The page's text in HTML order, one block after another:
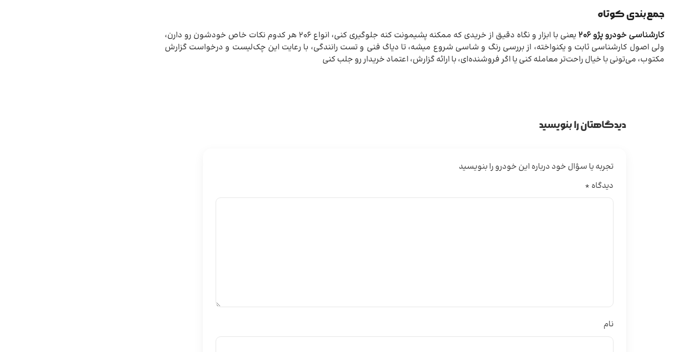
جمع‌بندی کوتاه
کارشناسی خودرو پژو 206
یعنی با ابزار و نگاه دقیق از خریدی که ممکنه پشیمونت کنه جلوگیری کنی، انواع 206 هر کدوم نکات خاص خودشون رو دارن،
ولی اصول کارشناسی ثابت و یکنواخته، از بررسی رنگ و شاسی شروع میشه، تا دیاگ فنی و تست رانندگی، با رعایت این چک‌لیست و درخواست گزارش
مکتوب، می‌تونی با خیال راحت‌تر معامله کنی یا اگر فروشنده‌ای، با ارائه گزارش، اعتماد خریدار رو جلب کنی
دیدگاهتان را بنویسید
تجربه یا سؤال خود درباره این خودرو را بنویسید
دیدگاه *
نام